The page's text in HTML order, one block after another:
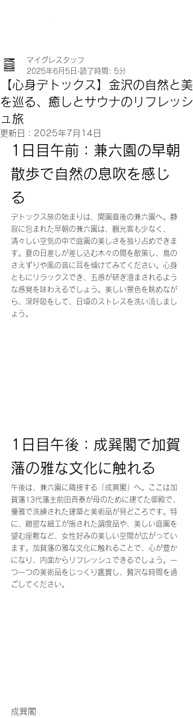
【心身デトックス】金沢の自然と美
を巡る、癒しとサウナのリフレッシ
ュ旅
マイグレスタッフ
2025年6月5日 読了時間: 5分
更新日： 2025年7月14日
1日目午前：兼六園の早朝
散歩で自然の息吹を感じ
る
デトックス旅の始まりは、開園直後の兼六園へ。静
寂に包まれた早朝の兼六園は、観光客も少なく、
清々しい空気の中で庭園の美しさを独り占めできま
す。夏の日差しが差し込む木々の間を散策し、鳥の
さえずりや風の音に耳を傾けてみてください。心身
ともにリラックスでき、五感が研ぎ澄まされるよう
な感覚を味わえるでしょう。美しい景色を眺めなが
ら、深呼吸をして、日頃のストレスを洗い流しまし
ょう。
1日目午後：成巽閣で加賀
藩の雅な文化に触れる
午後は、兼六園に隣接する「成巽閣」へ。ここは加
賀藩13代藩主前田斉泰が母のために建てた御殿で、
優雅で洗練された建築と美術品が見どころです。特
に、緻密な細工が施された調度品や、美しい庭園を
望む座敷など、女性好みの美しい空間が広がってい
ます。加賀藩の雅な文化に触れることで、心が豊か
になり、内面からリフレッシュできるでしょう。一
つ一つの美術品をじっくり鑑賞し、贅沢な時間を過
ごしてください。
成巽閣